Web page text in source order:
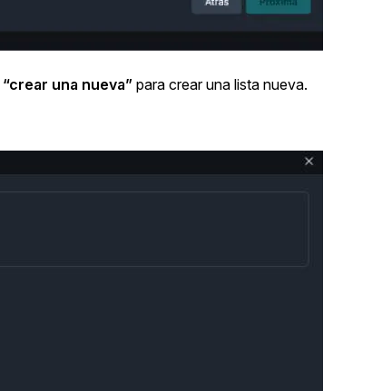
“crear una nueva”para crear una lista nueva.